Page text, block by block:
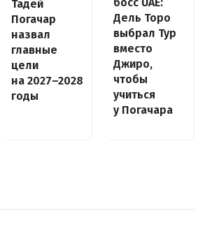
Тадей
Погачар
назвал
главные
цели
на 2027–2028
годы
Дель Торо
выбрал Тур
вместо
Джиро,
чтобы
учиться
у Погачара